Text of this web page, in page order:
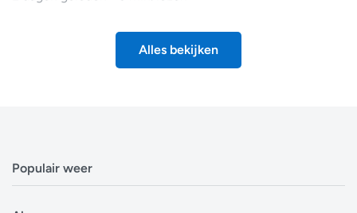
Alles bekijken
Populair weer